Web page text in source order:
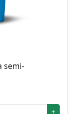
semi-
+